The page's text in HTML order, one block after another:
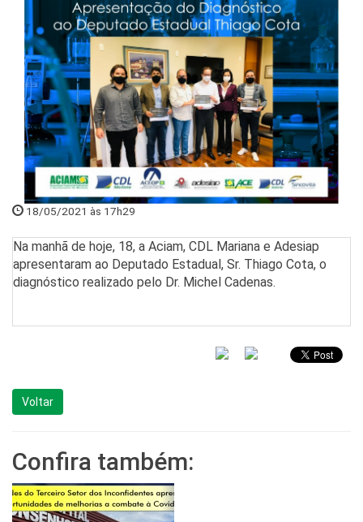
18/05/2021 às 17h29
Na manhã de hoje, 18, a Aciam, CDL Mariana e Adesiap
apresentaram ao Deputado Estadual, Sr. Thiago Cota, o
diagnóstico realizado pelo Dr. Michel Cadenas.
Voltar
Confira também: